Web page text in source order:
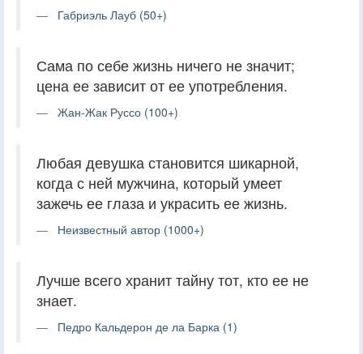
Габриэль Лауб (50+)
Сама по себе жизнь ничего не значит;
цена ее зависит от ее употребления.
Жан-Жак Руссо (100+)
Любая девушка становится шикарной,
когда с ней мужчина, который умеет
зажечь ее глаза и украсить ее жизнь.
Неизвестный автор (1000+)
Лучше всего хранит тайну тот, кто ее не
знает.
Педро Кальдерон де ла Барка (1)